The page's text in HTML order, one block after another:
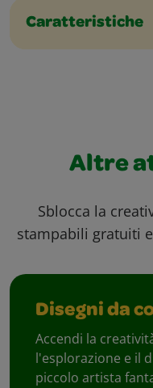
Caratteristiche
Altre
Sblocca la
stampabili gratuiti
Disegni da
Accendi la
l'esplorazione e il
piccolo artista